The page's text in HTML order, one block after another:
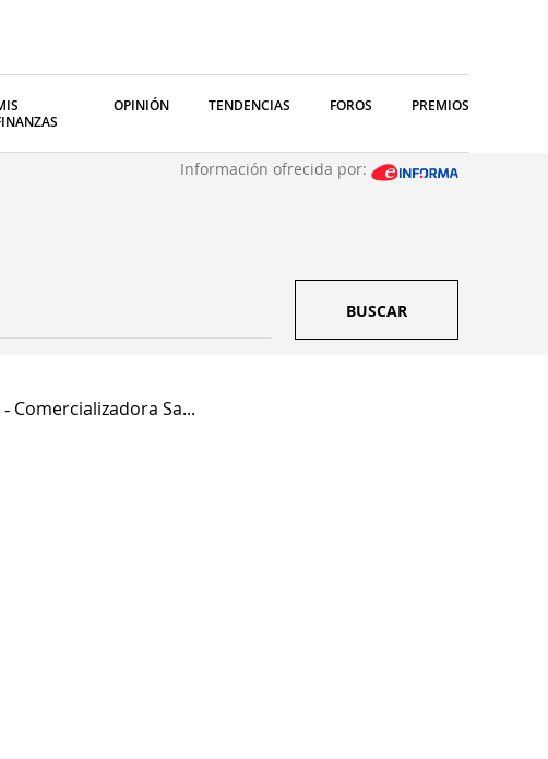
OPINIÓN TENDENCIAS FOROS PREMIOS
Información ofrecida por:
BUSCAR
- Comercializadora Sa...